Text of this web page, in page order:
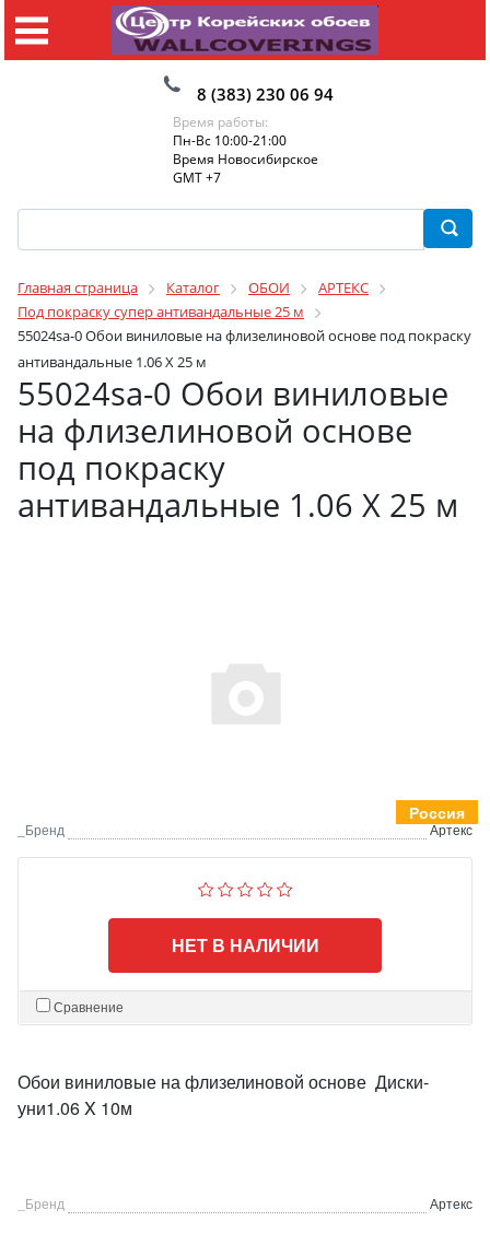
8 (383) 230 06 94
Время работы:
Пн-Вс 10:00-21:00
Время Новосибирское
GMT +7
Главная страница Каталог ОБОИ
АРТЕКС
Под покраску супер антивандальные 25 м
55024sa-0 Обои виниловые на флизелиновой основе под покраску
антивандальные 1.06 X 25 м
55024sa-0 Обои виниловые
на флизелиновой основе
под покраску
антивандальные 1.06 X 25 м
Россия
_Бренд Артекс
НЕТ В НАЛИЧИИ
Сравнение
Обои виниловые на флизелиновой основе Диски-
уни1.06 X 10м
_Бренд Артекс